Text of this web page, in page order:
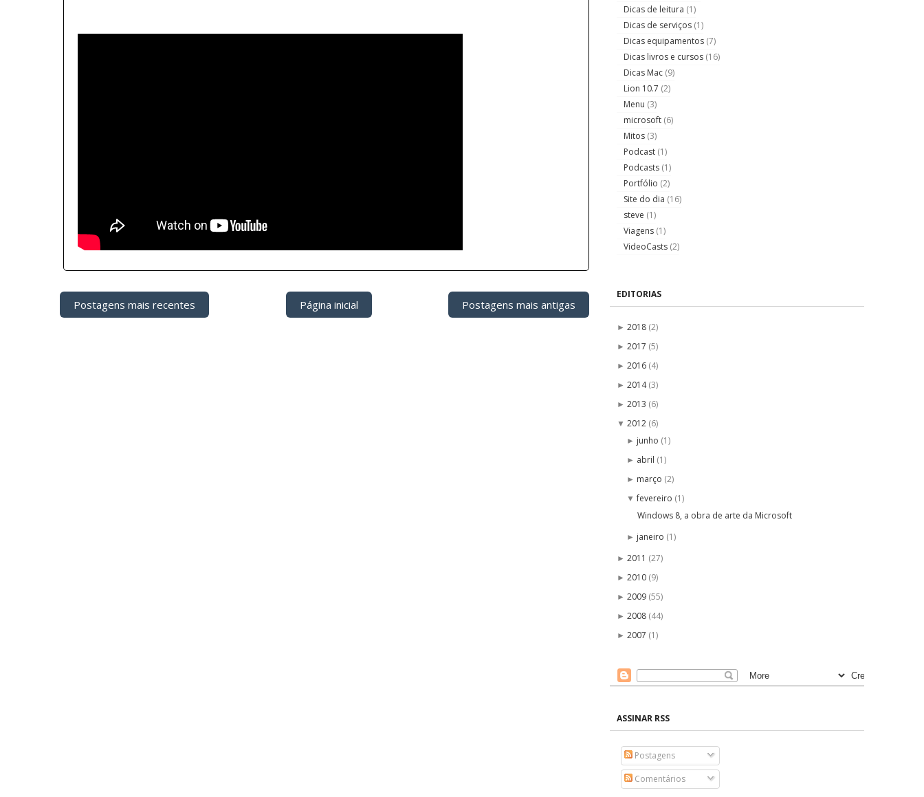
Postagens mais recentes Postagens mais antigas
Página inicial
Dicas de leitura (1)
Dicas de serviços (1)
Dicas equipamentos (7)
Dicas livros e cursos (16)
Dicas Mac (9)
Lion 10.7 (2)
Menu (3)
microsoft (6)
Mitos (3)
Podcast (1)
Podcasts (1)
Portfólio (2)
Site do dia (16)
steve (1)
Viagens (1)
VideoCasts (2)
EDITORIAS
► 2018 (2)
► 2017 (5)
► 2016 (4)
► 2014(3)
► 2013 (6)
▼ 2012 (6)
► junho (1)
► abril (1)
► março (2)
▼fevereiro (1)
Windows 8, a obra de arte da Microsoft
► janeiro (1)
► 2011 (27)
► 2010 (9)
► 2009 (55)
► 2008 (44)
► 2007 (1)
ASSINAR RSS
Postagens
Comentários